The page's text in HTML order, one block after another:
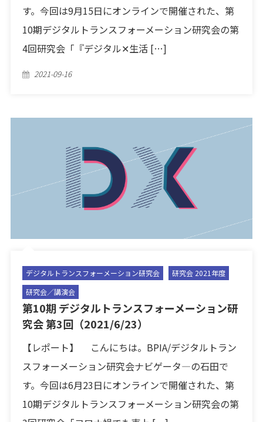
す。今回は9月15日にオンラインで開催された、第
10期デジタルトランスフォーメーション研究会の第
4回研究会「『デジタル✕生活 […]
Posted
2021-09-16
デジタルトランスフォーメーション研究会
研究会 2021年度
研究会／講演会
第10期 デジタルトランスフォーメーション研
究会 第3回（2021/6/23）
【レポート】 こんにちは。BPIA/デジタルトラン
スフォーメーション研究会ナビゲータ―の石田で
す。今回は6月23日にオンラインで開催された、第
10期デジタルトランスフォーメーション研究会の第